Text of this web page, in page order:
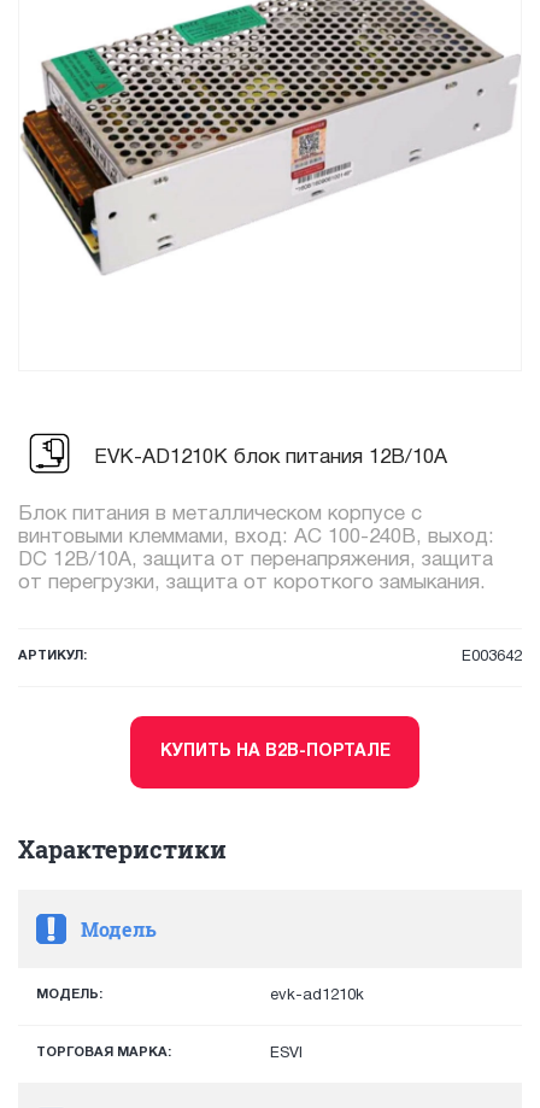
EVK-AD1210K блок питания 12В/10А
Блок питания в металлическом корпусе с
винтовыми клеммами, вход: AC 100-240В, выход:
DC 12В/10А, защита от перенапряжения, защита
от перегрузки, защита от короткого замыкания.
АРТИКУЛ: E003642
КУПИТЬ НА B2B-ПОРТАЛЕ
Характеристики
Модель
МОДЕЛЬ: evk-ad1210k
ТОРГОВАЯ МАРКА: ESVI